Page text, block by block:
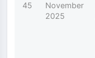
45
November
2025